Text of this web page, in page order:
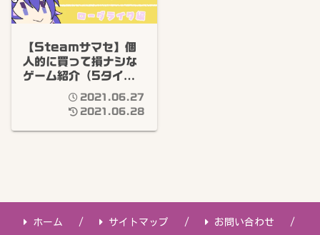
【Steamサマセ】個
人的に買って損ナシな
ゲーム紹介（5タイト
2021.06.27
2021.06.28
ホーム サイトマップ お問い合わせ